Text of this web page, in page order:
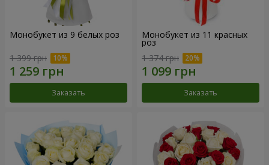
Монобукет из 9 белых роз
1 399 грн
Заказать
Монобукет из 11 красных
роз
1 374 грн
Заказать